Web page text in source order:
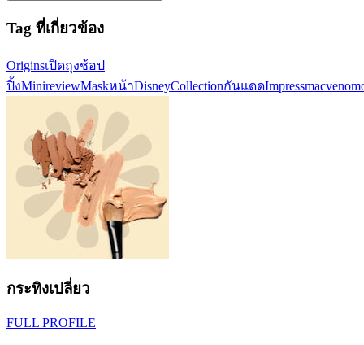
Tag ที่เกี่ยวข้อง
Originsเปิดถุงช้อป
ปิ้งMinireviewMaskหน้าDisneyCollectionกันแดดImpress
กระทิงเปลี่ยว
FULL PROFILE